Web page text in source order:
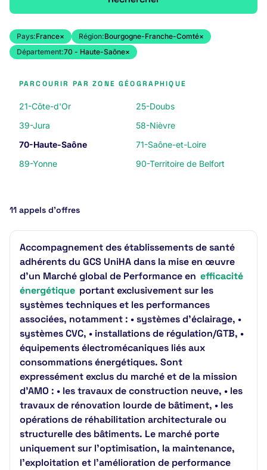
Pays:France× Région:Bourgogne-Franche-Comté×
Département:70 - Haute-Saône×
PARCOURIR PAR ZONE GÉOGRAPHIQUE
21-Côte-d'Or
25-Doubs
39-Jura
58-Nièvre
70-Haute-Saône
71-Saône-et-Loire
89-Yonne
90-Territoire de Belfort
11 appels d’offres
Accompagnement des établissements de santé
adhérents du GCS UniHA dans la mise en œuvre
d’un Marché global de Performance en efficacité
énergétique portant exclusivement sur les
systèmes techniques et les performances
associées, notamment : • systèmes d’éclairage, •
systèmes CVC, • installations de régulation/GTB, •
équipements électromécaniques liés aux
consommations énergétiques. Sont
expressément exclus du marché et de la mission
d’AMO : • les travaux de construction neuve, • les
travaux de rénovation lourde de bâtiment, • les
opérations de réhabilitation architecturale ou
structurelle des bâtiments. Le marché porte
uniquement sur l’optimisation, la maintenance,
l’exploitation et l’amélioration de performance